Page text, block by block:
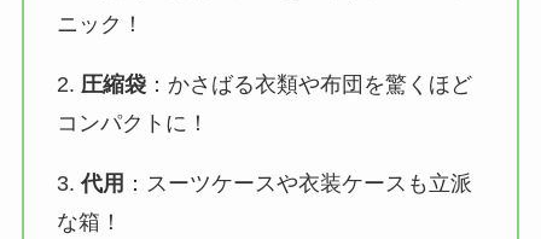
ニック！
2. 圧縮袋：かさばる衣類や布団を驚くほど
コンパクトに！
3. 代用 ：スーツケースや衣装ケースも立派
な箱！